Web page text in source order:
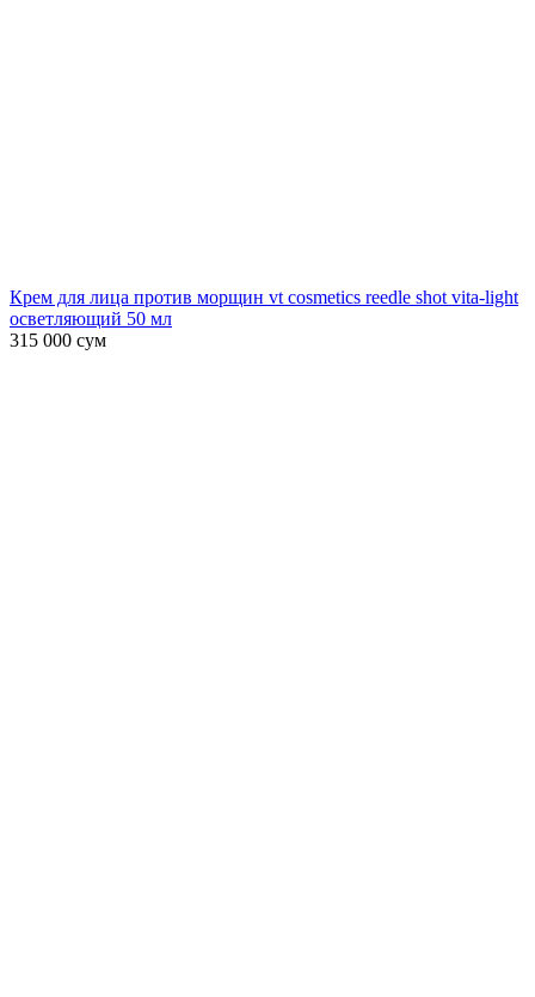
Крем для лица против морщин vt cosmetics reedle shot vita-light
осветляющий 50 мл
315 000 сум